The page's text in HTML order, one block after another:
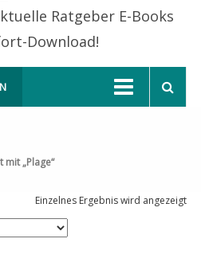
Ratgeber E-Books
Download!
„Plage“
Einzelnes Ergebnis wird angezeigt